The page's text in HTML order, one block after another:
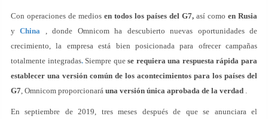
Con operaciones de medios en todos los países del G7, así como en Rusia
yChina , donde Omnicom ha descubierto nuevas oportunidades de
crecimiento, la empresa está bien posicionada para ofrecer campañas
totalmente integradas. Siempre quese requiera una respuesta rápida para
establecer una versión común de los acontecimientos para los países del
G7 , Omnicom proporcionará una versión única aprobada de la verdad
En septiembre de 2019, tres meses después de que se anunciara el